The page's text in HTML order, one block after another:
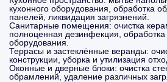
кухонного оборудования, обработка
панелей, ликвидация загрязнений.
Санитарные помещения: очистка
полноценная дезинфекция, обработка
оборудования.
Террасы и застеклённые веранды:
конструкции, уборка и утилизация
Оконные и дверные блоки: очистка
обрамлений, удаление различных